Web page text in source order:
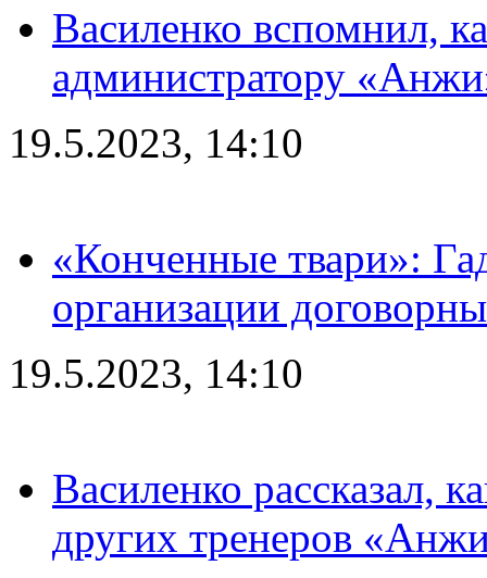
Василенко вспомнил,
администратору
19.5.2023, 14:10
«Конченные твари»:
организации
19.5.2023, 14:10
Василенко рассказал,
других тренеров